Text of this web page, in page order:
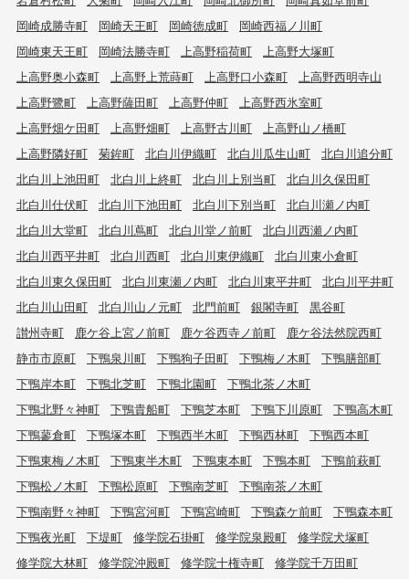
岡崎成勝寺町
岡崎天王町 岡崎徳成町
岡崎西福ノ川町
岡崎東天王町
岡崎法勝寺町 上高野稲荷町
上高野大塚町
上高野奥小森町
上高野上荒蒔町 上高野口小森町
上高野西明寺山
上高野鷺町
上高野薩田町 上高野仲町
上高野西氷室町
上高野畑ケ田町
上高野畑町 上高野古川町
上高野山ノ橋町
上高野隣好町
菊鉾町 北白川伊織町 北白川瓜生山町
北白川追分町
北白川上池田町
北白川上終町 北白川上別当町
北白川久保田町
北白川仕伏町
北白川下池田町 北白川下別当町
北白川瀬ノ内町
北白川大堂町
北白川蔦町 北白川堂ノ前町
北白川西瀬ノ内町
北白川西平井町
北白川西町 北白川東伊織町
北白川東小倉町
北白川東久保田町
北白川東瀬ノ内町 北白川東平井町
北白川平井町
北白川山田町
北白川山ノ元町 北門前町 銀閣寺町
黒谷町
讃州寺町
鹿ケ谷上宮ノ前町 鹿ケ谷西寺ノ前町
鹿ケ谷法然院西町
静市市原町
下鴨泉川町 下鴨狗子田町 下鴨梅ノ木町
下鴨膳部町
下鴨岸本町
下鴨北芝町 下鴨北園町
下鴨北茶ノ木町
下鴨北野々神町
下鴨貴船町 下鴨芝本町 下鴨下川原町
下鴨高木町
下鴨蓼倉町
下鴨塚本町 下鴨西半木町 下鴨西林町
下鴨西本町
下鴨東梅ノ木町
下鴨東半木町 下鴨東本町 下鴨本町
下鴨前萩町
下鴨松ノ木町
下鴨松原町 下鴨南芝町
下鴨南茶ノ木町
下鴨南野々神町
下鴨宮河町 下鴨宮崎町 下鴨森ケ前町
下鴨森本町
下鴨夜光町
下堤町 修学院石掛町 修学院泉殿町
修学院犬塚町
修学院大林町
修学院沖殿町 修学院十権寺町
修学院千万田町